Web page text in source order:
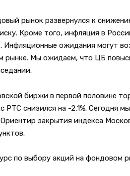
рынок развернулся к
Кроме того, инфляция в
ожидания могут
рынке. Мы ожидаем, что ЦБ
биржи в первой половине
РТС снизился на -2,1%. Сегодня
закрытия индекса
по выбору акций на фондовом